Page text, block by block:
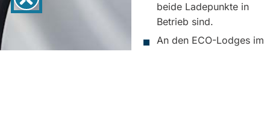
beide Ladepunkte in
Betrieb sind.
An den ECO-Lodges im